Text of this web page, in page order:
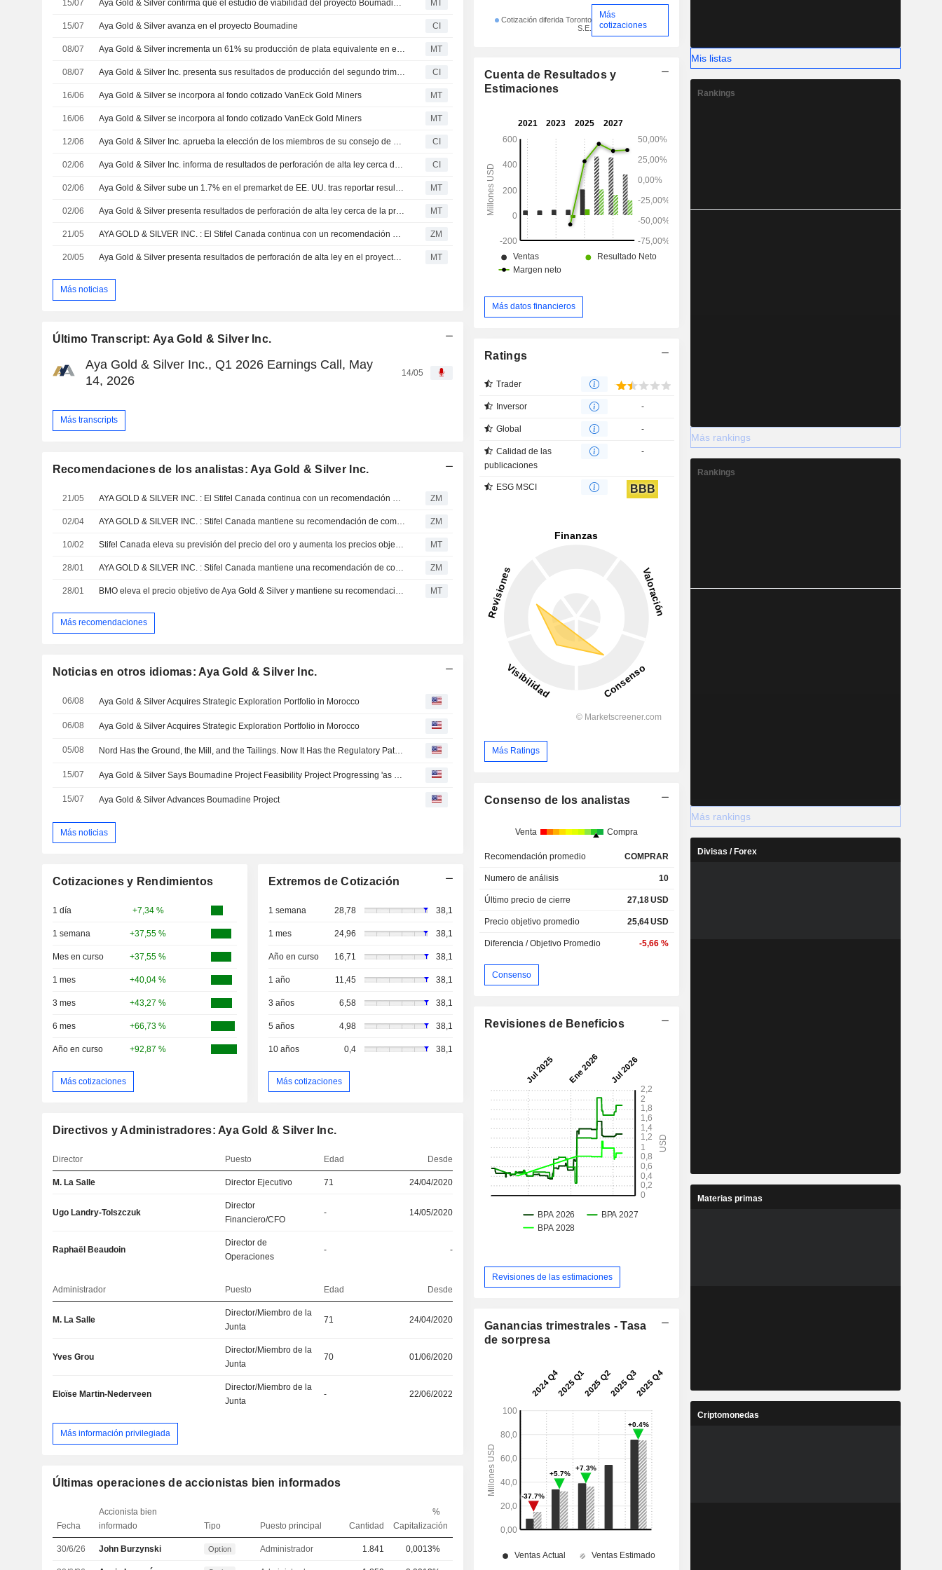
15/07 Aya Gold & Silver confirma que el estudio de viabilidad del proyecto Boumadine progresa según lo previsto MT
15/07 Aya Gold & Silver avanza en el proyecto Boumadine CI
08/07 Aya Gold & Silver incrementa un 61% su producción de plata equivalente en el segundo trimestre MT
08/07 Aya Gold & Silver Inc. presenta sus resultados de producción del segundo trimestre y del primer semestre de 2026 CI
16/06 Aya Gold & Silver se incorpora al fondo cotizado VanEck Gold Miners MT
16/06 Aya Gold & Silver se incorpora al fondo cotizado VanEck Gold Miners MT
12/06 Aya Gold & Silver Inc. aprueba la elección de los miembros de su consejo de administración CI
02/06 Aya Gold & Silver Inc. informa de resultados de perforación de alta ley cerca de la profundidad del tajo en Zgounder CI
02/06 Aya Gold & Silver sube un 1.7% en el premarket de EE. UU. tras reportar resultados de perforación de alta ley cerca de la profundidad del tajo en Zgounder MT
02/06 Aya Gold & Silver presenta resultados de perforación de alta ley cerca de la profundidad del tajo en Zgounder MT
21/05 AYA GOLD & SILVER INC. : El Stifel Canada continua con un recomendación de compra ZM
20/05 Aya Gold & Silver presenta resultados de perforación de alta ley en el proyecto Boumadine MT
Más noticias
Último Transcript: Aya Gold & Silver Inc.
Aya Gold & Silver Inc., Q1 2026 Earnings Call, May
14, 2026
14/05
Más transcripts
Recomendaciones de los analistas: Aya Gold & Silver Inc.
21/05 ZM
02/04 ZM
10/02 MT
28/01 ZM
28/01 MT
Más recomendaciones
Noticias en otros idiomas: Aya Gold & Silver Inc.
06/08 Aya Gold & Silver Acquires Strategic Exploration Portfolio in Morocco
06/08 Aya Gold & Silver Acquires Strategic Exploration Portfolio in Morocco
05/08 Nord Has the Ground, the Mill, and the Tailings. Now It Has the Regulatory Pathway Too
15/07 Aya Gold & Silver Says Boumadine Project Feasibility Project Progressing 'as Planned'
15/07 Aya Gold & Silver Advances Boumadine Project
Más noticias
Cotizaciones y Rendimientos
1 día +7,34 %
1 semana +37,55 %
Mes en curso +37,55 %
1 mes +40,04 %
3 mes +43,27 %
6 mes +66,73 %
Año en curso +92,87 %
Más cotizaciones
Extremos de Cotización
1 semana 28,78 38,1
1 mes 24,96 38,1
Año en curso 16,71 38,1
1 año 11,45 38,1
3 años 6,58 38,1
5 años 4,98 38,1
10 años 0,4 38,1
Más cotizaciones
Directivos y Administradores: Aya Gold & Silver Inc.
Director Puesto Edad Desde
M. La Salle Director Ejecutivo 71 24/04/2020
Ugo Landry-Tolszczuk
Director
Financiero/CFO
- 14/05/2020
Raphaël Beaudoin
Director de
Operaciones
- -
Administrador Puesto Edad Desde
M. La Salle
Director/Miembro de la
Junta
71 24/04/2020
Yves Grou
Director/Miembro de la
Junta
70 01/06/2020
Eloïse Martin-Nederveen
Director/Miembro de la
Junta
- 22/06/2022
Más información privilegiada
Últimas operaciones de accionistas bien informados
Fecha
Accionista bien
informado
Tipo Puesto principal Cantidad
%
Capitalización
30/6/26 John Burzynski Option Administrador 1.841 0,0013%
Cotización diferida Toronto
S.E.
Más
cotizaciones
Cuenta de Resultados y
Estimaciones
Más datos financieros
Ratings
Trader
Inversor -
Global -
Calidad de las
publicaciones
-
ESG MSCI BBB
Más Ratings
Consenso de los analistas
Venta Compra
Recomendación promedio COMPRAR
Numero de análisis 10
Último precio de cierre 27,18USD
Precio objetivo promedio 25,64USD
Diferencia / Objetivo Promedio -5,66 %
Consenso
Revisiones de Beneficios
Revisiones de las estimaciones
Ganancias trimestrales - Tasa
de sorpresa
Mis listas
Rankings
Más rankings
Rankings
Más rankings
Divisas / Forex
Materias primas
Criptomonedas